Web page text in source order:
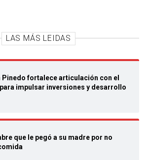
LAS MÁS LEIDAS
fortalece articulación con el
impulsar inversiones y desarrollo
que le pegó a su madre por no